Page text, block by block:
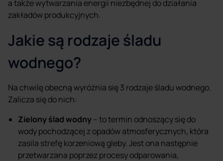
a także wytwarzania energii niezbędnej do działania
zakładów produkcyjnych.
Jakie są rodzaje śladu
wodnego?
Na chwilę obecną wyróżnia się 3 rodzaje śladu wodnego.
Zalicza się do nich:
Zielony ślad wodny– to termin odnoszący się do
wody pochodzącej z opadów atmosferycznych, która
zasila strefę korzeniową gleby. Jest ona następnie
przetwarzana poprzez procesy odparowania,